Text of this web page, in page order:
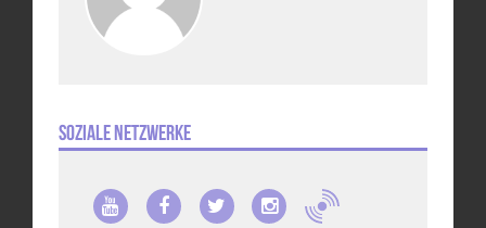
Soziale Netzwerke